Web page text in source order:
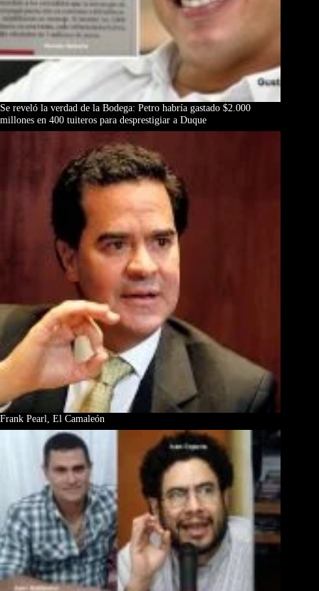
Se reveló la verdad de la Bodega: Petro habría gastado $2.000
millones en 400 tuiteros para desprestigiar a Duque
Frank Pearl, El Camaleón